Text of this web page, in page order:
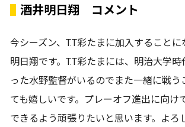
酒井明日翔 コメント
今シーズン、T.T彩たまに加入すること
明日翔です。T.T彩たまには、明治大学
った水野監督がいるのでまた一緒に戦う
ても嬉しいです。プレーオフ進出に向け
できるよう頑張りたいと思います。よろ